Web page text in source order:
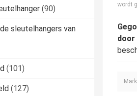
(90)
sleutelhangers van
(101)
(127)
wordt
door